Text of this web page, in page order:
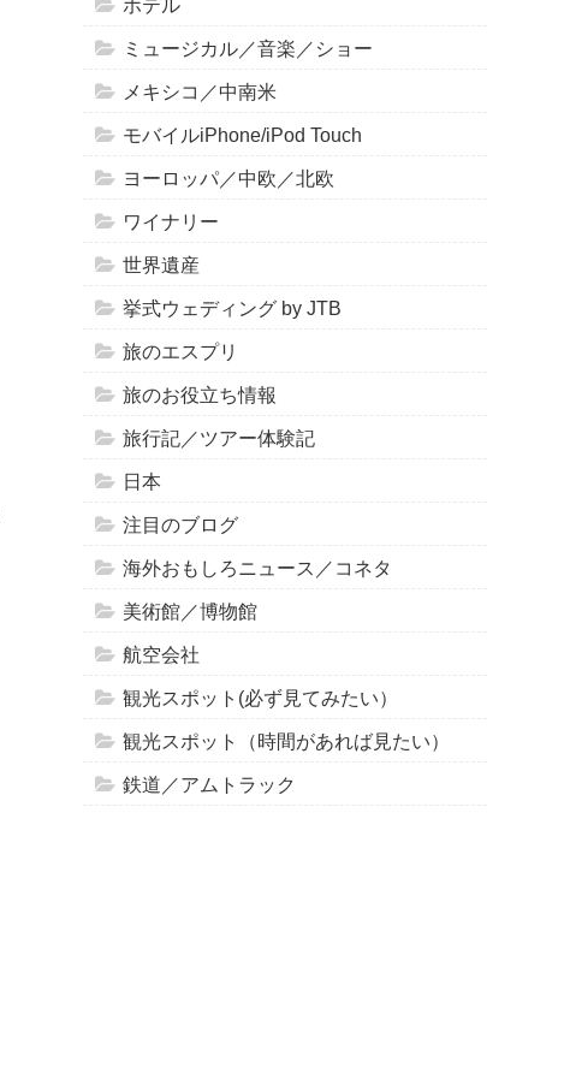
ホテル
ミュージカル／音楽／ショー
メキシコ／中南米
モバイルiPhone/iPod Touch
ヨーロッパ／中欧／北欧
ワイナリー
世界遺産
挙式ウェディング by JTB
旅のエスプリ
旅のお役立ち情報
旅行記／ツアー体験記
日本
注目のブログ
海外おもしろニュース／コネタ
美術館／博物館
航空会社
観光スポット(必ず見てみたい）
観光スポット（時間があれば見たい）
鉄道／アムトラック